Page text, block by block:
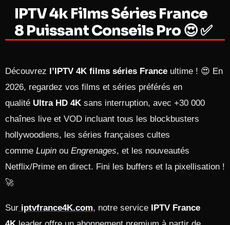
IPTV 4k Films Séries France
8 Puissant Conseils Pro 😍 ✅
Découvrez l’IPTV 4K films séries France ultime ! 😍 En
2026, regardez vos films et séries préférés en
qualité Ultra HD 4K sans interruption, avec +30 000
chaînes live et VOD incluant tous les blockbusters
hollywoodiens, les séries françaises cultes
comme Lupin ou Engrenages, et les nouveautés
Netflix/Prime en direct. Fini les buffers et la pixellisation !
🚀
Sur iptvfrance4K.com, notre service IPTV France